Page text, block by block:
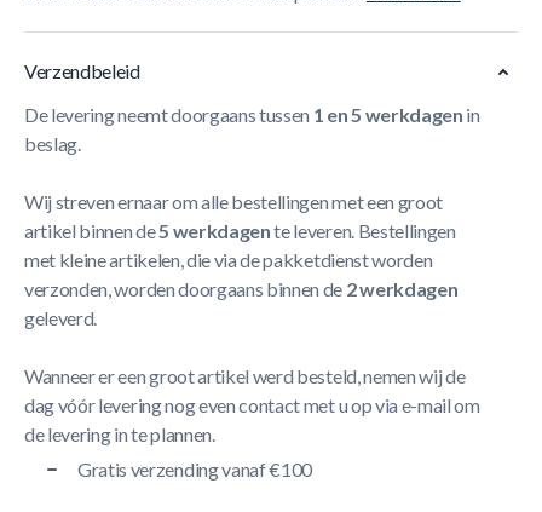
Verzendbeleid
De levering neemt doorgaans tussen 1 en 5 werkdagen in
beslag.
Wij streven ernaar om alle bestellingen met een groot
artikel binnen de5 werkdagente leveren. Bestellingen
met kleine artikelen, die via de pakketdienst worden
verzonden, worden doorgaans binnen de 2 werkdagen
geleverd.
Wanneer er een groot artikel werd besteld, nemen wij de
dag vóór levering nog even contact met u op via e-mail om
de levering in te plannen.
Gratis verzending vanaf €100